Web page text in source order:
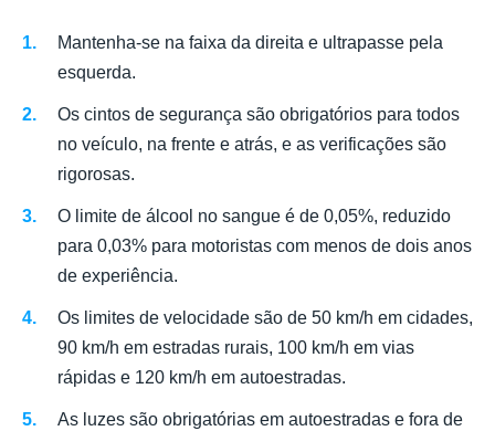
Mantenha-se na faixa da direita e ultrapasse pela
esquerda.
Os cintos de segurança são obrigatórios para todos
no veículo, na frente e atrás, e as verificações são
rigorosas.
O limite de álcool no sangue é de 0,05%, reduzido
para 0,03% para motoristas com menos de dois anos
de experiência.
Os limites de velocidade são de 50 km/h em cidades,
90 km/h em estradas rurais, 100 km/h em vias
rápidas e 120 km/h em autoestradas.
As luzes são obrigatórias em autoestradas e fora de